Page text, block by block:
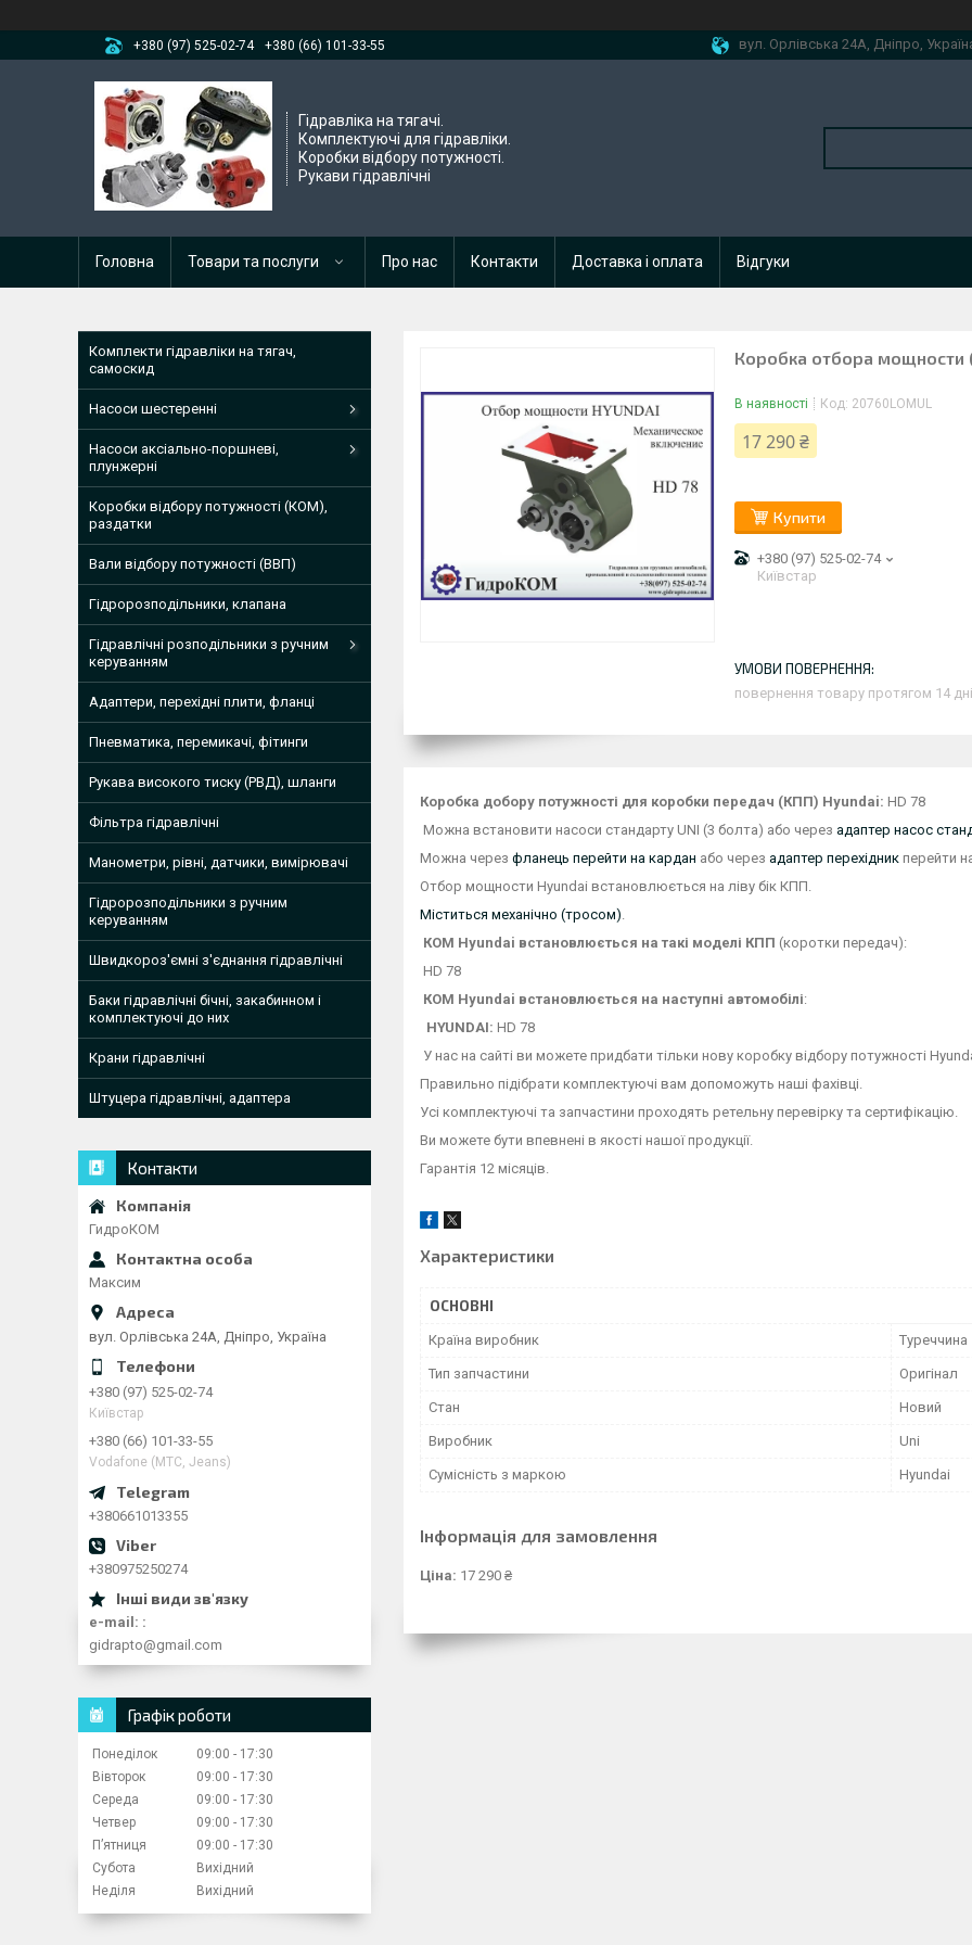
+380 (97) 525-02-74 +380 (66) 101-33-55 вул. Орлівська 24А, Дніпро,
Гідравліка на тягачі.
Комплектуючі для гідравліки.
Коробки відбору потужності.
Рукави гідравлічні
Головна Товари та послуги Про нас Контакти Доставка і оплата Відгуки
Коробка отбора мощности
В наявності Код: 20760LOMUL
17 290 ₴
Купити
+380 (97) 525-02-74
Київстар
повернення товару протягом 14
Коробка добору потужності для коробки передач (КПП) Hyundai: HD 78
Можна встановити насоси стандарту UNI (3 болта) або через адаптер насос
Можна через фланець перейти на кардан або через адаптер перехідник перейти
Отбор мощности Hyundai встановлюється на ліву бік КПП.
Міститься механічно (тросом)
КОМ Hyundai встановлюється на такі моделі КПП (коротки передач):
HD 78
КОМ Hyundai встановлюється на наступні автомобілі:
HYUNDAI: HD 78
У нас на сайті ви можете придбати тільки нову коробку відбору потужності
Правильно підібрати комплектуючі вам допоможуть наші фахівці.
Усі комплектуючі та запчастини проходять ретельну перевірку та сертифікацію.
Ви можете бути впевнені в якості нашої продукції.
Гарантія 12 місяців.
Характеристики
ОСНОВНІ
Країна виробник Туреччина
Тип запчастини Оригінал
Стан Новий
Виробник Uni
Сумісність з маркою Hyundai
Інформація для замовлення
Ціна: 17 290 ₴
Комплекти гідравліки на тягач,
самоскид
Насоси шестеренні
Насоси аксіально-поршневі,
плунжерні
Коробки відбору потужності (КОМ),
раздатки
Вали відбору потужності (ВВП)
Гідророзподільники, клапана
Гідравлічні розподільники з ручним
керуванням
Адаптери, перехідні плити, фланці
Пневматика, перемикачі, фітинги
Рукава високого тиску (РВД), шланги
Фільтра гідравлічні
Манометри, рівні, датчики, вимірювачі
Гідророзподільники з ручним
керуванням
Швидкороз'ємні з'єднання гідравлічні
Баки гідравлічні бічні, закабинном і
комплектуючі до них
Крани гідравлічні
Штуцера гідравлічні, адаптера
Контакти
ГидроКОМ
Максим
вул. Орлівська 24А, Дніпро, Україна
+380 (97) 525-02-74
Київстар
+380 (66) 101-33-55
Vodafone (МТС, Jeans)
+380661013355
+380975250274
e-mail:
gidrapto@gmail.com
Графік роботи
Понеділок 09:00
17:30
Вівторок
09:00
17:30
Середа
09:00
17:30
Четвер
09:00
17:30
Пʼятниця
09:00
17:30
Субота
Вихідний
Неділя
Вихідний